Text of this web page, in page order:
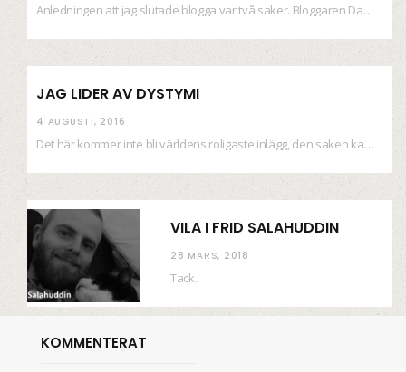
Anledningen att jag slutade blogga var två saker. Bloggaren Daniel skrev ut checkar som personen…
JAG LIDER AV DYSTYMI
4 AUGUSTI, 2016
Det här kommer inte bli världens roligaste inlägg, den saken kan ni räkna med. Det…
VILA I FRID SALAHUDDIN
28 MARS, 2018
Tack.
KOMMENTERAT